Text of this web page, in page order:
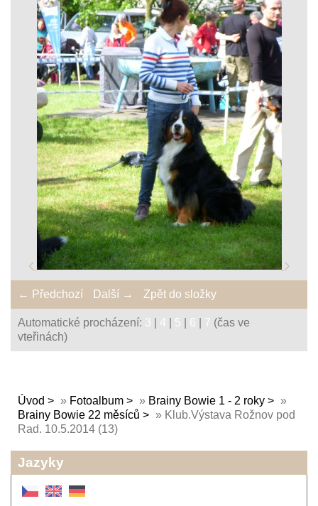
← Předchozí Další → Zpět do složky
Automatické procházení: 3 4 5 6 7 (čas ve
vteřinách)
Úvod » Fotoalbum » Brainy Bowie 1 - 2 roky
»
Brainy Bowie 22 měsíců
» Klub.Výstava Rožnov pod
Rad. 10.5.2014 (13)
Jazyky